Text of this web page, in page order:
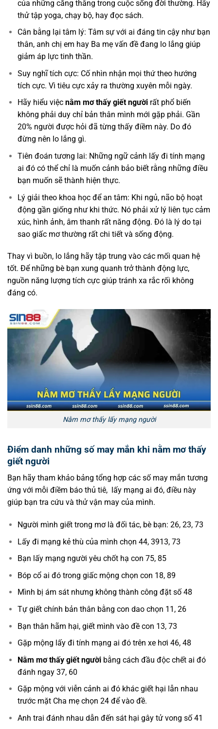
của những căng thẳng trong cuộc sống đời thường. Hãy
thử tập yoga, chạy bộ, hay đọc sách.
Cân bằng lại tâm lý: Tâm sự với ai đáng tin cậy như bạn
thân, anh chị em hay Ba mẹ vấn đề đang lo lắng giúp
giảm áp lực tinh thần.
Suy nghĩ tích cực: Cố nhìn nhận mọi thứ theo hướng
tích cực. Vì tiêu cực xảy ra thường xuyên mỗi ngày.
Hãy hiểu việc nằm mơ thấy giết người rất phổ biến
không phải duy chỉ bản thân mình mới gặp phải. Gần
20% người được hỏi đã từng thấy điềm này. Do đó
đừng nên lo lắng gì.
Tiên đoán tương lai: Những ngữ cảnh lấy đi tính mạng
ai đó có thể chỉ là muốn cảnh bảo biết rằng những điều
bạn muốn sẽ thành hiện thực.
Lý giải theo khoa học để an tâm: Khi ngủ, não bộ hoạt
động gần giống như khi thức. Nó phải xử lý liên tục cảm
xúc, hình ảnh, âm thanh rất năng động. Đó là lý do tại
sao giấc mơ thường rất chi tiết và sống động.
Thay vì buồn, lo lắng hãy tập trung vào các mối quan hệ
tốt. Để những bè bạn xung quanh trở thành động lực,
nguồn năng lượng tích cực giúp tránh xa rắc rối không
đáng có.
Nằm mơ thấy lấy mạng người
Điểm danh những số may mắn khi nằm mơ thấy
giết người
Bạn hãy tham khảo bảng tổng hợp các số may mắn tương
ứng với mỗi điềm báo thủ tiê, lấy mạng ai đó, điều này
giúp bạn tra cứu và thử vận may của mình.
Người mình giết trong mơ là đối tác, bè bạn: 26, 23, 73
Lấy đi mạng kẻ thù của mình chọn 44, 3913, 73
Bạn lấy mạng người yêu chốt hạ con 75, 85
Bóp cổ ai đó trong giấc mộng chọn con 18, 89
Mình bị ám sát nhưng không thành công đặt số 48
Tự giết chính bản thân bằng con dao chọn 11, 26
Bạn thân hãm hại, giết mình vào đề con 13, 73
Gặp mộng lấy đi tính mạng ai đó trên xe hơi 46, 48
Nằm mơ thấy giết người bằng cách đầu độc chết ai đó
đánh ngay 37, 60
Gặp mộng với viễn cảnh ai đó khác giết hại lẫn nhau
trước mặt Cha mẹ chọn 24 để vào đề.
Anh trai đánh nhau dẫn đến sát hại gây tử vong số 41